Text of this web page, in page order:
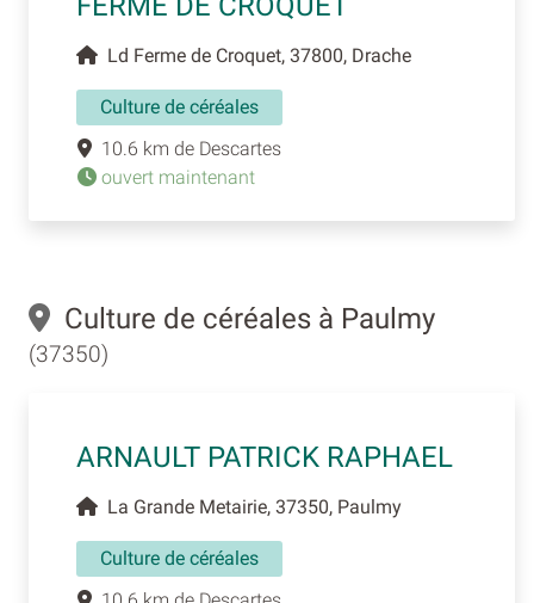
Ld Ferme de Croquet, 37800, Drache
Culture de céréales
10.6 km de Descartes
ouvert maintenant
Culture de céréales à Paulmy
(37350)
ARNAULT PATRICK RAPHAEL
La Grande Metairie, 37350, Paulmy
Culture de céréales